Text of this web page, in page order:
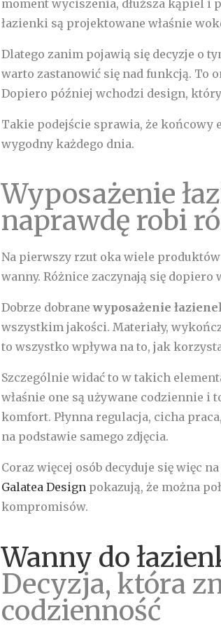
moment wyciszenia, dłuższa kąpiel i
łazienki są projektowane właśnie
Dlatego zanim pojawią się decyzje o
warto zastanowić się nad funkcją. To
Dopiero później wchodzi design,
Takie podejście sprawia, że końcowy
wygodny każdego dnia.
Wyposażenie
naprawdę robi
Na pierwszy rzut oka wiele
wanny. Różnice zaczynają się dopiero
Dobrze dobranewyposażenie
wszystkim jakości. Materiały,
to wszystko wpływa na to, jak
Szczególnie widać to w takich
właśnie one są używane codziennie i
komfort. Płynna regulacja, cicha
na podstawie samego zdjęcia.
Coraz więcej osób decyduje się więc
Galatea Designpokazują, że można
kompromisów.
Wanny do
Decyzja, która
codzienność